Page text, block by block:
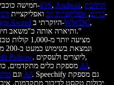
חמישה כוכבים על מוצרי הטקסט לדיבור שלה ל-iOS, Android, הרחבת
כרום, אפליקציית ווב ואפליקציית
Award היוקרתי ב-WWDC,
ותיארה אותה כ"משאב
Paltrow
. ליוצרים ולעסקים,
מספקת כלים מתקדמים, מחולל קולות AI,
וגם מחליף קולות AI. Speechify גם מספקת
יכולות טקסט לדיבור מתקדמות,